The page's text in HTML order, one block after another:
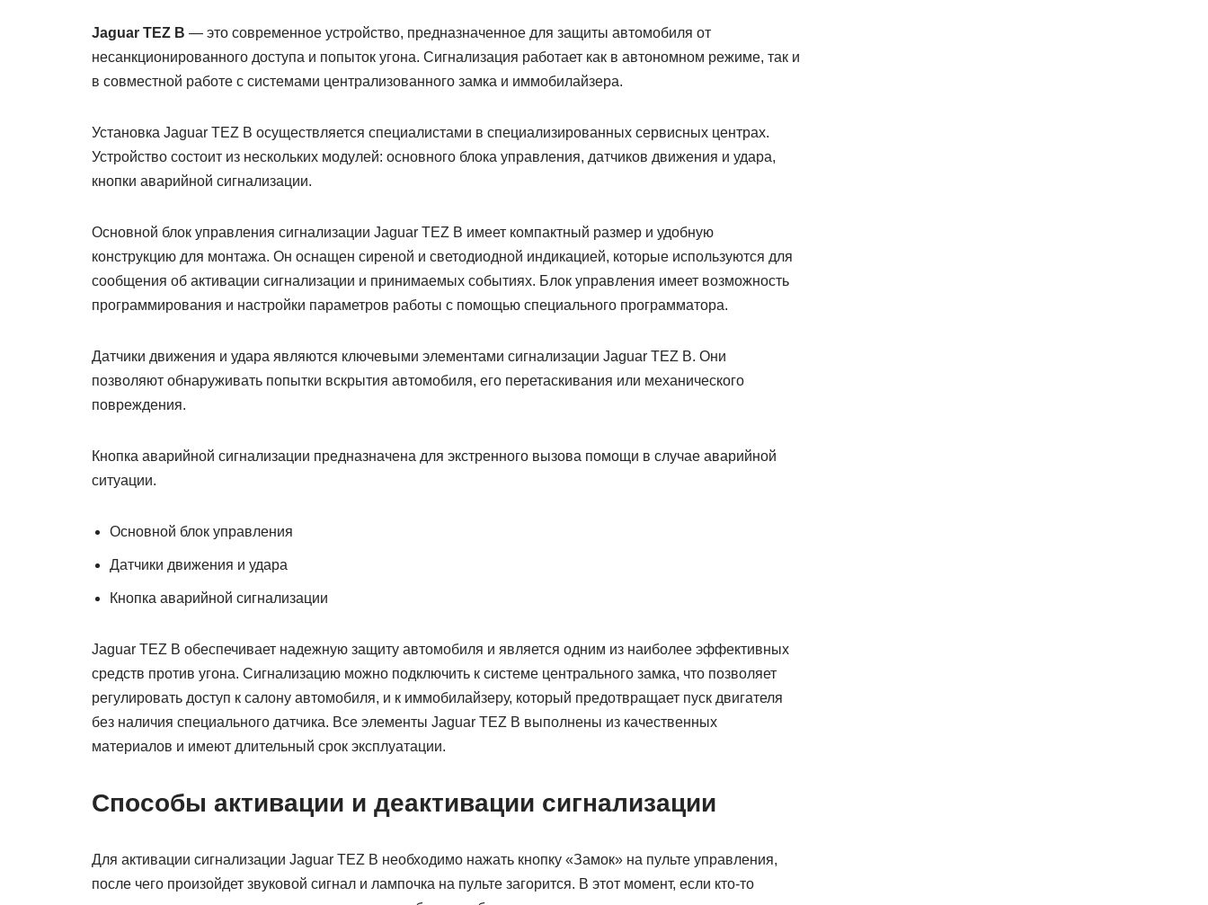
Jaguar TEZ B — это современное устройство, предназначенное для защиты автомобиля от
несанкционированного доступа и попыток угона. Сигнализация работает как в автономном режиме, так и
в совместной работе с системами централизованного замка и иммобилайзера.
Установка Jaguar TEZ B осуществляется специалистами в специализированных сервисных центрах.
Устройство состоит из нескольких модулей: основного блока управления, датчиков движения и удара,
кнопки аварийной сигнализации.
Основной блок управления сигнализации Jaguar TEZ B имеет компактный размер и удобную
конструкцию для монтажа. Он оснащен сиреной и светодиодной индикацией, которые используются для
сообщения об активации сигнализации и принимаемых событиях. Блок управления имеет возможность
программирования и настройки параметров работы с помощью специального программатора.
Датчики движения и удара являются ключевыми элементами сигнализации Jaguar TEZ B. Они
позволяют обнаруживать попытки вскрытия автомобиля, его перетаскивания или механического
повреждения.
Кнопка аварийной сигнализации предназначена для экстренного вызова помощи в случае аварийной
ситуации.
Основной блок управления
Датчики движения и удара
Кнопка аварийной сигнализации
Jaguar TEZ B обеспечивает надежную защиту автомобиля и является одним из наиболее эффективных
средств против угона. Сигнализацию можно подключить к системе центрального замка, что позволяет
регулировать доступ к салону автомобиля, и к иммобилайзеру, который предотвращает пуск двигателя
без наличия специального датчика. Все элементы Jaguar TEZ B выполнены из качественных
материалов и имеют длительный срок эксплуатации.
Способы активации и деактивации сигнализации
Для активации сигнализации Jaguar TEZ B необходимо нажать кнопку «Замок» на пульте управления,
после чего произойдет звуковой сигнал и лампочка на пульте загорится. В этот момент, если кто-то